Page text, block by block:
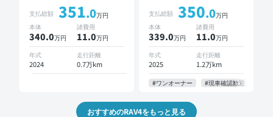
ー デジタルインナーミ
ラー オートクルーズ ワ
イヤレスキー スマート
キー サンルーフ バック
モニター 衝突軽減
支払総額 351.0万円
本体
340.0万円
諸費用
11.0万円
年式
2024
走行距離
0.7万km
ドスポットモニター オ
ートクルーズ スマート
キー ETC バックモニタ
ー 全方位カメラ 衝突軽
減
支払総額 350.0万円
本体
339.0万円
諸費用
11.0万円
年式
2025
走行距離
1.2万km
#ワンオーナー #現車確認歓迎
おすすめのRAV4をもっと見る